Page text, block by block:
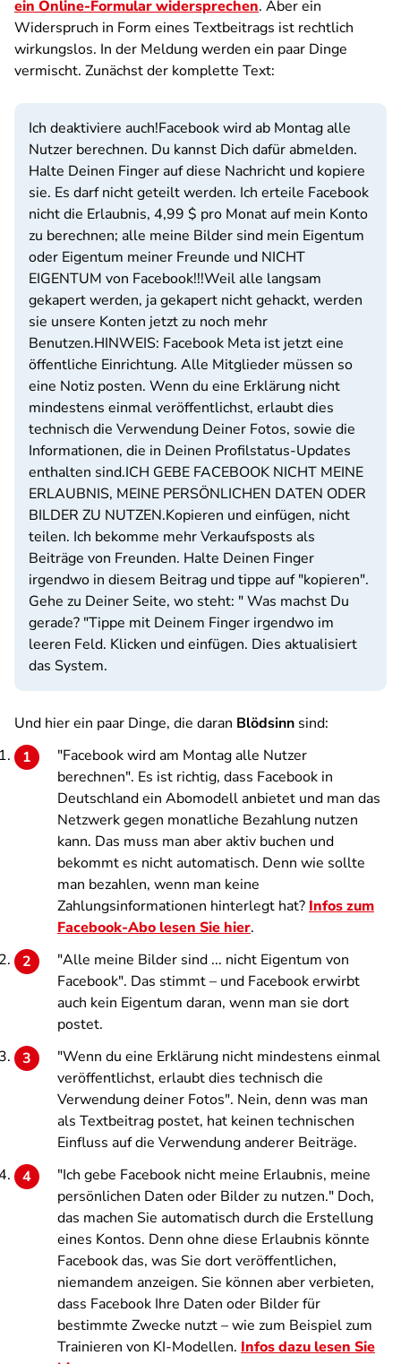
ein Online-Formular widersprechen. Aber ein
Widerspruch in Form eines Textbeitrags ist rechtlich
wirkungslos. In der Meldung werden ein paar Dinge
vermischt. Zunächst der komplette Text:
Ich deaktiviere auch!Facebook wird ab Montag alle
Nutzer berechnen. Du kannst Dich dafür abmelden.
Halte Deinen Finger auf diese Nachricht und kopiere
sie. Es darf nicht geteilt werden. Ich erteile Facebook
nicht die Erlaubnis, 4,99 $ pro Monat auf mein Konto
zu berechnen; alle meine Bilder sind mein Eigentum
oder Eigentum meiner Freunde und NICHT
EIGENTUM von Facebook!!!Weil alle langsam
gekapert werden, ja gekapert nicht gehackt, werden
sie unsere Konten jetzt zu noch mehr
Benutzen.HINWEIS: Facebook Meta ist jetzt eine
öffentliche Einrichtung. Alle Mitglieder müssen so
eine Notiz posten. Wenn du eine Erklärung nicht
mindestens einmal veröffentlichst, erlaubt dies
technisch die Verwendung Deiner Fotos, sowie die
Informationen, die in Deinen Profilstatus-Updates
enthalten sind.ICH GEBE FACEBOOK NICHT MEINE
ERLAUBNIS, MEINE PERSÖNLICHEN DATEN ODER
BILDER ZU NUTZEN.Kopieren und einfügen, nicht
teilen. Ich bekomme mehr Verkaufsposts als
Beiträge von Freunden. Halte Deinen Finger
irgendwo in diesem Beitrag und tippe auf "kopieren".
Gehe zu Deiner Seite, wo steht: " Was machst Du
gerade? "Tippe mit Deinem Finger irgendwo im
leeren Feld. Klicken und einfügen. Dies aktualisiert
das System.
Und hier ein paar Dinge, die daran Blödsinn sind:
"Facebook wird am Montag alle Nutzer
berechnen". Es ist richtig, dass Facebook in
Deutschland ein Abomodell anbietet und man das
Netzwerk gegen monatliche Bezahlung nutzen
kann. Das muss man aber aktiv buchen und
bekommt es nicht automatisch. Denn wie sollte
man bezahlen, wenn man keine
Zahlungsinformationen hinterlegt hat? Infos zum
Facebook-Abo lesen Sie hier.
"Alle meine Bilder sind ... nicht Eigentum von
Facebook". Das stimmt – und Facebook erwirbt
auch kein Eigentum daran, wenn man sie dort
postet.
"Wenn du eine Erklärung nicht mindestens einmal
veröffentlichst, erlaubt dies technisch die
Verwendung deiner Fotos". Nein, denn was man
als Textbeitrag postet, hat keinen technischen
Einfluss auf die Verwendung anderer Beiträge.
"Ich gebe Facebook nicht meine Erlaubnis, meine
persönlichen Daten oder Bilder zu nutzen." Doch,
das machen Sie automatisch durch die Erstellung
eines Kontos. Denn ohne diese Erlaubnis könnte
Facebook das, was Sie dort veröffentlichen,
niemandem anzeigen. Sie können aber verbieten,
dass Facebook Ihre Daten oder Bilder für
bestimmte Zwecke nutzt – wie zum Beispiel zum
Trainieren von KI-Modellen. Infos dazu lesen Sie